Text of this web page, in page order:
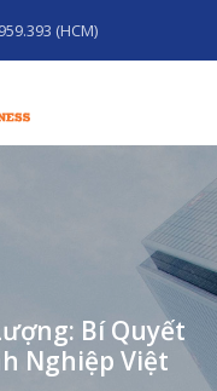
(HCM)
Bí Quyết
Nghiệp Việt